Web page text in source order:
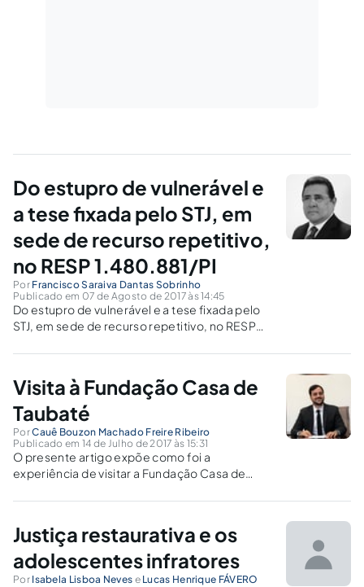
Do estupro de vulnerável e
a tese fixada pelo STJ, em
sede de recurso repetitivo,
no RESP 1.480.881/PI
Por Francisco Saraiva Dantas Sobrinho
Publicado em 07 de Agosto de 2017 às 14:45
Do estupro de vulnerável e a tese fixada pelo
STJ, em sede de recurso repetitivo, no RESP
Visita à Fundação Casa de
Taubaté
PorCauê Bouzon Machado Freire Ribeiro
Publicado em 14 de Julho de 2017 às 15:31
O presente artigo expõe como foi a
experiência de visitar a Fundação Casa de
foi muito interessante para perceber que a
obediência ainda imperam nessas instituições.
Justiça restaurativa e os
adolescentes infratores
Por Isabela Lisboa Neves e Lucas Henrique FÁVERO